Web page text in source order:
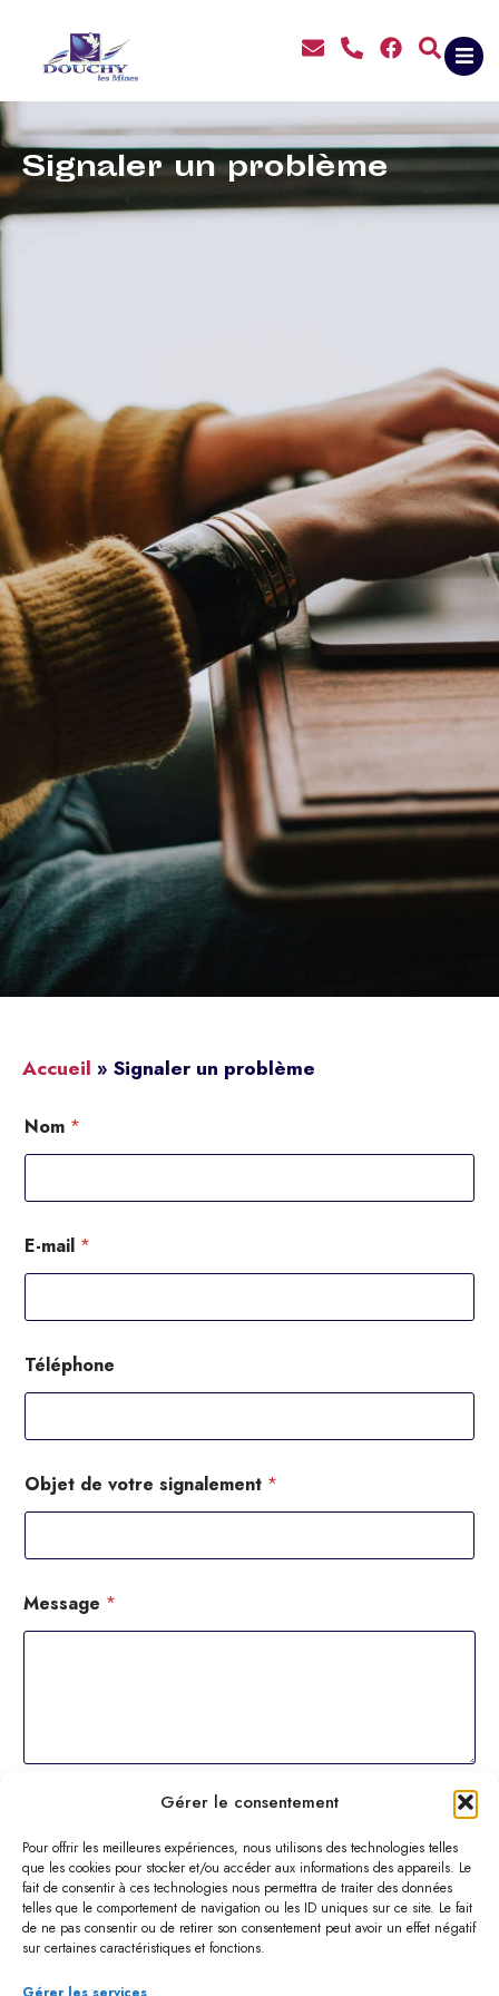
Gérer le consentement
Pour offrir les meilleures expériences, nous utilisons des technologies telles
que les cookies pour stocker et/ou accéder aux informations des appareils. Le
fait de consentir à ces technologies nous permettra de traiter des données
telles que le comportement de navigation ou les ID uniques sur ce site. Le fait
de ne pas consentir ou de retirer son consentement peut avoir un effet négatif
sur certaines caractéristiques et fonctions.
principal
Signaler un problème
Accueil » Signaler un problème
Nom *
E-mail *
Téléphone
Objet de votre signalement *
Message *
é
p
h
o
n
e
N
Téléversement de fichier
Drag & Drop Files,Choose Files to Upload
Vous pouvez téléverser jusqu’à 5 fichiers.